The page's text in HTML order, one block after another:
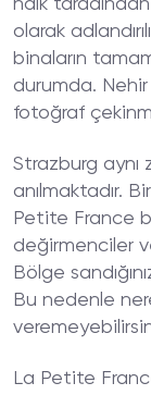
halk
olarak
binaların
durumda. Nehir
fotoğraf
Strazburg aynı
anılmaktadır.
Petite France
değirmenciler
Bölge
Bu nedenle
La Petite